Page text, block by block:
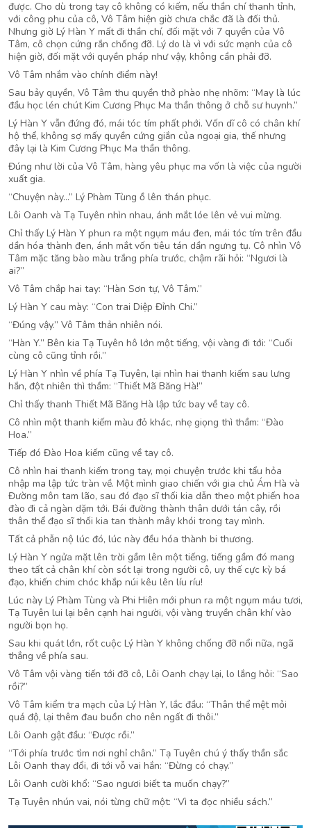
được. Cho dù trong tay cô không có kiếm, nếu thần chí thanh tỉnh,
với công phu của cô, Vô Tâm hiện giờ chưa chắc đã là đối thủ.
Nhưng giờ Lý Hàn Y mất đi thần chí, đối mặt với 7 quyền của Vô
Tâm, cô chọn cứng rắn chống đỡ. Lý do là vì với sức mạnh của cô
hiện giờ, đối mặt với quyền pháp như vậy, không cần phải đỡ.
Vô Tâm nhắm vào chính điểm này!
Sau bảy quyền, Vô Tâm thu quyền thở phào nhẹ nhõm: “May là lúc
đầu học lén chút Kim Cương Phục Ma thần thông ở chỗ sư huynh.”
Lý Hàn Y vẫn đứng đó, mái tóc tím phất phới. Vốn dĩ cô có chân khí
hộ thể, không sợ mấy quyền cứng giắn của ngoại gia, thế nhưng
đây lại là Kim Cương Phục Ma thần thông.
Đúng như lời của Vô Tâm, hàng yêu phục ma vốn là việc của người
xuất gia.
“Chuyện này…” Lý Phàm Tùng ồ lên thán phục.
Lôi Oanh và Tạ Tuyên nhìn nhau, ánh mắt lóe lên vẻ vui mừng.
Chỉ thấy Lý Hàn Y phun ra một ngụm máu đen, mái tóc tím trên đầu
dần hóa thành đen, ánh mắt vốn tiêu tán dần ngưng tụ. Cô nhìn Vô
Tâm mặc tăng bào màu trắng phía trước, chậm rãi hỏi: “Ngươi là
ai?”
Vô Tâm chắp hai tay: “Hàn Sơn tự, Vô Tâm.”
Lý Hàn Y cau mày: “Con trai Diệp Đỉnh Chi.”
“Đúng vậy.” Vô Tâm thản nhiên nói.
“Hàn Y.” Bên kia Tạ Tuyên hô lớn một tiếng, vội vàng đi tới: “Cuối
cùng cô cũng tỉnh rồi.”
Lý Hàn Y nhìn về phía Tạ Tuyên, lại nhìn hai thanh kiếm sau lưng
hắn, đột nhiên thì thầm: “Thiết Mã Băng Hà!”
Chỉ thấy thanh Thiết Mã Băng Hà lập tức bay về tay cô.
Cô nhìn một thanh kiếm màu đỏ khác, nhẹ giọng thì thầm: “Đào
Hoa.”
Tiếp đó Đào Hoa kiếm cũng về tay cô.
Cô nhìn hai thanh kiếm trong tay, mọi chuyện trước khi tẩu hỏa
nhập ma lập tức tràn về. Một mình giao chiến với gia chủ Ám Hà và
Đường môn tam lão, sau đó đạo sĩ thối kia dẫn theo một phiến hoa
đào đi cả ngàn dặm tới. Bái đường thành thân dưới tán cây, rồi
thân thể đạo sĩ thối kia tan thành mây khói trong tay mình.
Tất cả phẫn nộ lúc đó, lúc này đều hóa thành bi thương.
Lý Hàn Y ngửa mặt lên trời gầm lên một tiếng, tiếng gầm đó mang
theo tất cả chân khí còn sót lại trong người cô, uy thế cực kỳ bá
đạo, khiến chim chóc khắp núi kêu lên líu ríu!
Lúc này Lý Phàm Tùng và Phi Hiên mới phun ra một ngụm máu tươi,
Tạ Tuyên lui lại bên cạnh hai người, vội vàng truyền chân khí vào
người bọn họ.
Sau khi quát lớn, rốt cuộc Lý Hàn Y không chống đỡ nổi nữa, ngã
thẳng về phía sau.
Vô Tâm vội vàng tiến tới đỡ cô, Lôi Oanh chạy lại, lo lắng hỏi: “Sao
rồi?”
Vô Tâm kiểm tra mạch của Lý Hàn Y, lắc đầu: “Thân thể mệt mỏi
quá độ, lại thêm đau buồn cho nên ngất đi thôi.”
Lôi Oanh gật đầu: “Được rồi.”
“Tới phía trước tìm nơi nghỉ chân.” Tạ Tuyên chú ý thấy thần sắc
Lôi Oanh thay đổi, đi tới vỗ vai hắn: “Đừng có chạy.”
Lôi Oanh cười khổ: “Sao ngươi biết ta muốn chạy?”
Tạ Tuyên nhún vai, nói từng chữ một: “Vì ta đọc nhiều sách.”